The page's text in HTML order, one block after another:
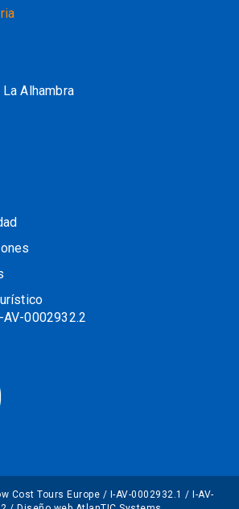
Alhambra
0002932.2
Cost Tours Europe / I-AV-0002932.1 / I-AV-